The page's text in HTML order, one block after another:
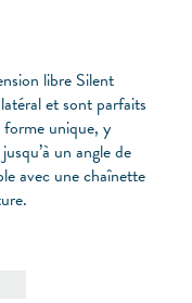
libre Silent
et sont parfaits
forme unique, y
un angle de
avec une chaînette